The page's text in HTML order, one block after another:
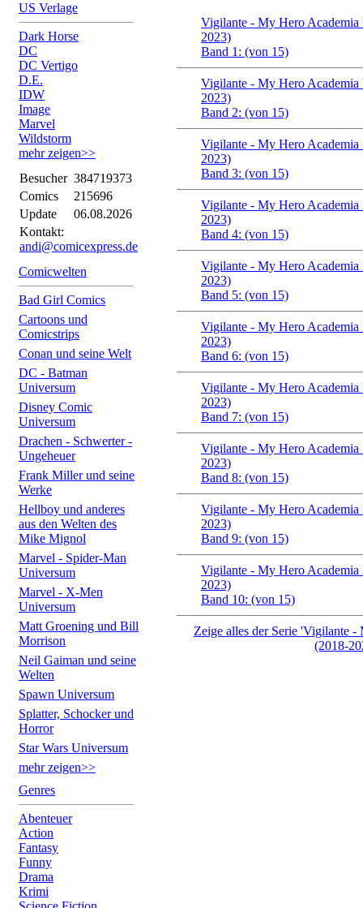
US Verlage
Dark Horse
DC
DC Vertigo
D.E.
IDW
Image
Marvel
Wildstorm
mehr zeigen>>
Besucher 384719373
Comics
215696
Update
06.08.2026
Kontakt:
andi@comicexpress.de
Comicwelten
Bad Girl Comics
Cartoons und
Comicstrips
Conan und seine Welt
DC - Batman
Universum
Disney Comic
Universum
Drachen - Schwerter -
Ungeheuer
Frank Miller und seine
Werke
Hellboy und anderes
aus den Welten des
Mike Mignol
Marvel - Spider-Man
Universum
Marvel - X-Men
Universum
Matt Groening und Bill
Morrison
Neil Gaiman und seine
Welten
Spawn Universum
Splatter, Schocker und
Horror
Star Wars Universum
mehr zeigen>>
Genres
Abenteuer
Action
Fantasy
Funny
Drama
Krimi
Vigilante - My Hero Academia
2023)
Band 1: (von 15)
Vigilante - My Hero Academia
2023)
Band 2: (von 15)
Vigilante - My Hero Academia
2023)
Band 3: (von 15)
Vigilante - My Hero Academia
2023)
Band 4: (von 15)
Vigilante - My Hero Academia
2023)
Band 5: (von 15)
Vigilante - My Hero Academia
2023)
Band 6: (von 15)
Vigilante - My Hero Academia
2023)
Band 7: (von 15)
Vigilante - My Hero Academia
2023)
Band 8: (von 15)
Vigilante - My Hero Academia
2023)
Band 9: (von 15)
Vigilante - My Hero Academia
2023)
Band 10: (von 15)
Zeige alles der Serie 'Vigilante
(2018-